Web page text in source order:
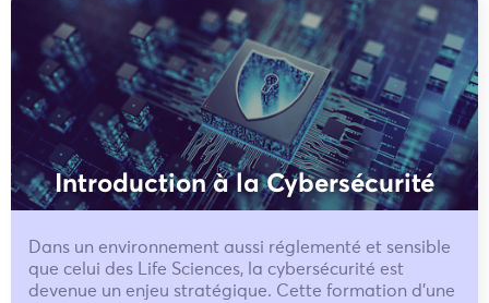
Introduction à la Cybersécurité
Dans un environnement aussi réglementé et sensible
que celui des Life Sciences, la cybersécurité est
devenue un enjeu stratégique. Cette formation d'une